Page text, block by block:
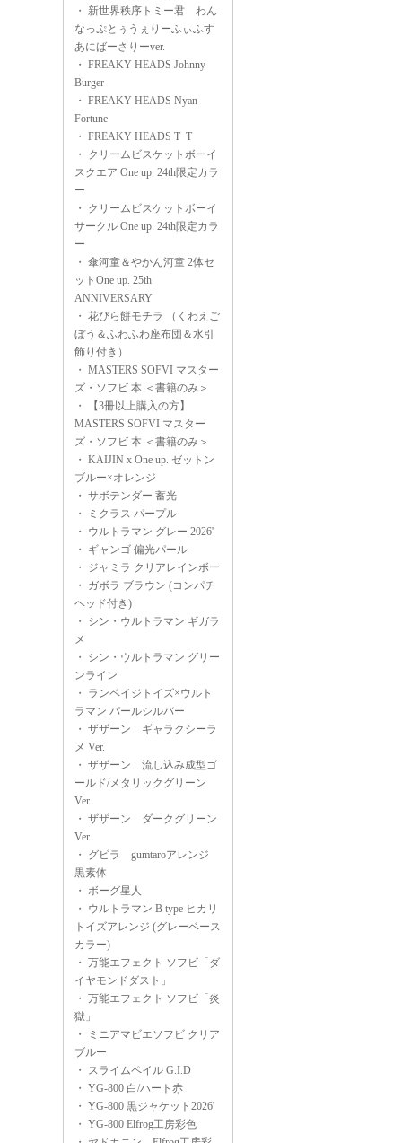
・ 新世界秩序トミー君 わん
なっぷとぅうぇりーふぃふす
あにばーさりーver.
・ FREAKY HEADS Johnny
Burger
・ FREAKY HEADS Nyan
Fortune
・ FREAKY HEADS T･T
・ クリームビスケットボーイ
スクエア One up. 24th限定カラ
ー
・ クリームビスケットボーイ
サークル One up. 24th限定カラ
ー
・ 傘河童＆やかん河童 2体セ
ットOne up. 25th
ANNIVERSARY
・ 花びら餅モチラ （くわえご
ぼう＆ふわふわ座布団＆水引
飾り付き）
・ MASTERS SOFVI マスター
ズ・ソフビ 本 ＜書籍のみ＞
・
【3冊以上購入の方】
MASTERS SOFVI マスター
ズ・ソフビ 本 ＜書籍のみ＞
・ KAIJIN x One up. ゼットン
ブルー×オレンジ
・ サボテンダー 蓄光
・
ミクラス パープル
・ ウルトラマン グレー 2026'
・ ギャンゴ 偏光パール
・ ジャミラ クリアレインボー
・ ガボラ ブラウン (コンパチ
ヘッド付き)
・ シン・ウルトラマン ギガラ
メ
・ シン・ウルトラマン グリー
ンライン
・ ランペイジトイズ×ウルト
ラマン パールシルバー
・ ザザーン ギャラクシーラ
メ Ver.
・ ザザーン 流し込み成型ゴ
ールド/メタリックグリーン
Ver.
・ ザザーン ダークグリーン
Ver.
・ グビラ gumtaroアレンジ
黒素体
・ ボーグ星人
・ ウルトラマン B type ヒカリ
トイズアレンジ (グレーベース
カラー)
・ 万能エフェクト ソフビ「ダ
イヤモンドダスト」
・ 万能エフェクト ソフビ「炎
獄」
・
ミニアマビエソフビ クリア
ブルー
・ スライムペイル G.I.D
・ YG-800 白/ハート赤
・ YG-800 黒ジャケット2026'
・ YG-800 Elfrog工房彩色